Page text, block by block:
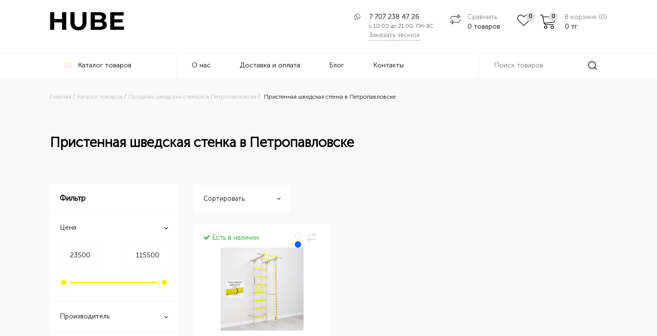
7 707 238 47 26
с 10:00 до 21:00, ПН-ВС
Заказать звонок
Сравнить
0 товаров
0 0 В корзине (0)
0 тг
Каталог товаров О нас Доставка и оплата Блог Контакты
Главная Каталог товаров Продажа шведских стенкок в Петропавловске Пристенная шведская стенка в Петропавловске
Пристенная шведская стенка в Петропавловске
Фильтр
Цена
Производитель
Сортировать:
Есть в наличии